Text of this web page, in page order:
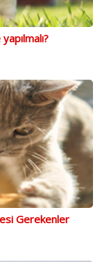
Gerekenler